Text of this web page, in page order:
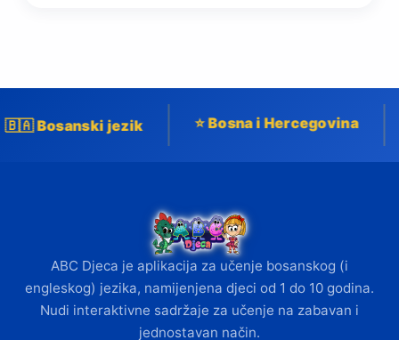
Bosanski jezik ⭐ Bosna i Hercegovina
ABC Djeca je aplikacija za učenje bosanskog (i
engleskog) jezika, namijenjena djeci od 1 do 10 godina.
Nudi interaktivne sadržaje za učenje na zabavan i
jednostavan način.